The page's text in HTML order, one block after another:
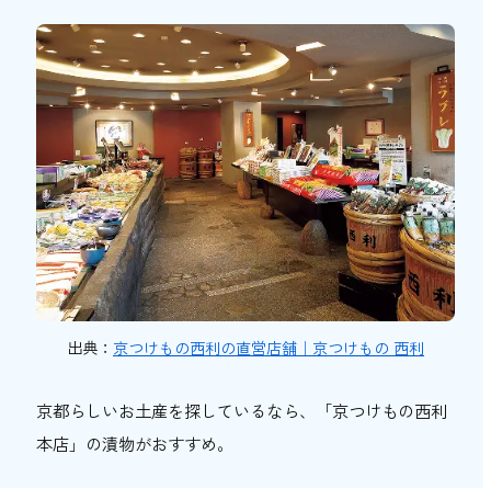
出典： 京つけもの西利の直営店舗｜京つけもの 西利
京都らしいお土産を探しているなら、「京つけもの西利
本店」の漬物がおすすめ。